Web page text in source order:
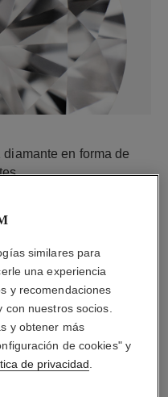
en forma de
quilate
pueden variar**
similares para
una experiencia
y recomendaciones
nuestros socios.
y obtener más
de cookies" y
de privacidad